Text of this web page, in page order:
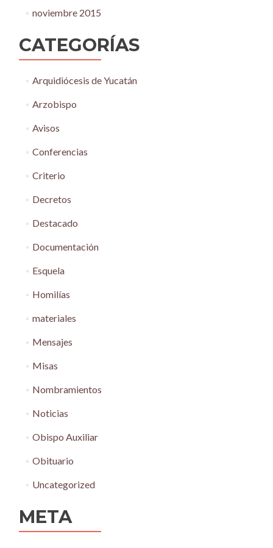
noviembre 2015
CATEGORÍAS
Arquidiócesis de Yucatán
Arzobispo
Avisos
Conferencias
Criterio
Decretos
Destacado
Documentación
Esquela
Homilías
materiales
Mensajes
Misas
Nombramientos
Noticias
Obispo Auxiliar
Obituario
Uncategorized
META